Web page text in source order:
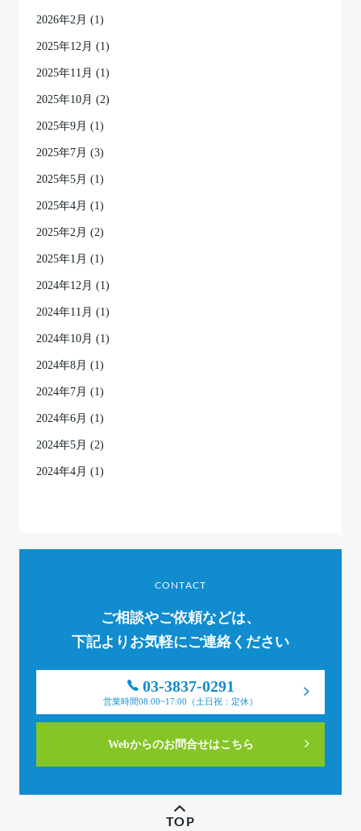
2026年2月 (1)
2025年12月 (1)
2025年11月 (1)
2025年10月 (2)
2025年9月 (1)
2025年7月 (3)
2025年5月 (1)
2025年4月 (1)
2025年2月 (2)
2025年1月 (1)
2024年12月 (1)
2024年11月 (1)
2024年10月 (1)
2024年8月 (1)
2024年7月 (1)
2024年6月 (1)
2024年5月 (2)
2024年4月 (1)
CONTACT
ご相談やご依頼などは、
下記よりお気軽にご連絡ください
03-3837-0291
営業時間08:00~17:00（土日祝：定休）
Webからのお問合せはこちら
TOP